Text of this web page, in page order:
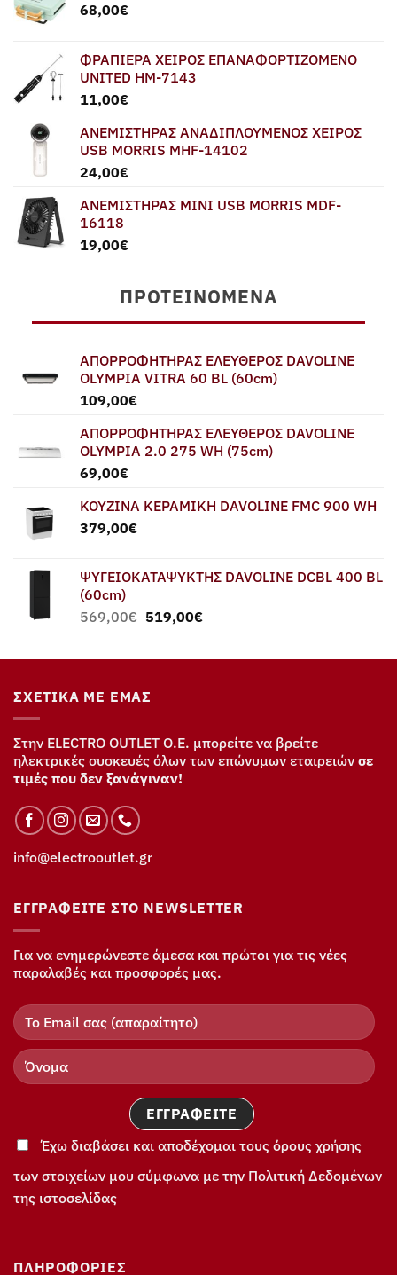
68,00€
ΦΡΑΠΙΕΡΑ ΧΕΙΡΟΣ ΕΠΑΝΑΦΟΡΤΙΖΟΜΕΝΟ
UNITED HM-7143
11,00€
ΑΝΕΜΙΣΤΗΡΑΣ ΑΝΑΔΙΠΛΟΥΜΕΝΟΣ ΧΕΙΡΟΣ
USB MORRIS MHF-14102
24,00€
ΑΝΕΜΙΣΤΗΡΑΣ MINI USB MORRIS MDF-
16118
19,00€
ΠΡΟΤΕΙΝΌΜΕΝΑ
ΑΠΟΡΡΟΦΗΤΗΡΑΣ ΕΛΕΥΘΕΡΟΣ DAVOLINE
OLYMPIA VITRA 60 BL (60cm)
109,00€
ΑΠΟΡΡΟΦΗΤΗΡΑΣ ΕΛΕΥΘΕΡΟΣ DAVOLINE
OLYMPIA 2.0 275 WH (75cm)
69,00€
ΚΟΥΖΙΝΑ ΚΕΡΑΜΙΚΗ DAVOLINE FMC 900 WH
379,00€
ΨΥΓΕΙΟΚΑΤΑΨΥΚΤΗΣ DAVOLINE DCBL 400 BL
(60cm)
569,00€ Original
519,00€Η
ΣΧΕΤΙΚΆ ΜΕ ΕΜΆΣ
Στην ELECTRO OUTLET Ο.Ε. μπορείτε να βρείτε
ηλεκτρικές συσκευές όλων των επώνυμων εταιρειών σε
τιμές που δεν ξανάγιναν!
info@electrooutlet.gr
ΕΓΓΡΑΦΕΊΤΕ ΣΤΟ NEWSLETTER
Για να ενημερώνεστε άμεσα και πρώτοι για τις νέες
παραλαβές και προσφορές μας.
Έχω διαβάσει και αποδέχομαι τους όρους χρήσης
των στοιχείων μου σύμφωνα με την Πολιτική Δεδομένων
της ιστοσελίδας
ΠΛΗΡΟΦΟΡΊΕΣ